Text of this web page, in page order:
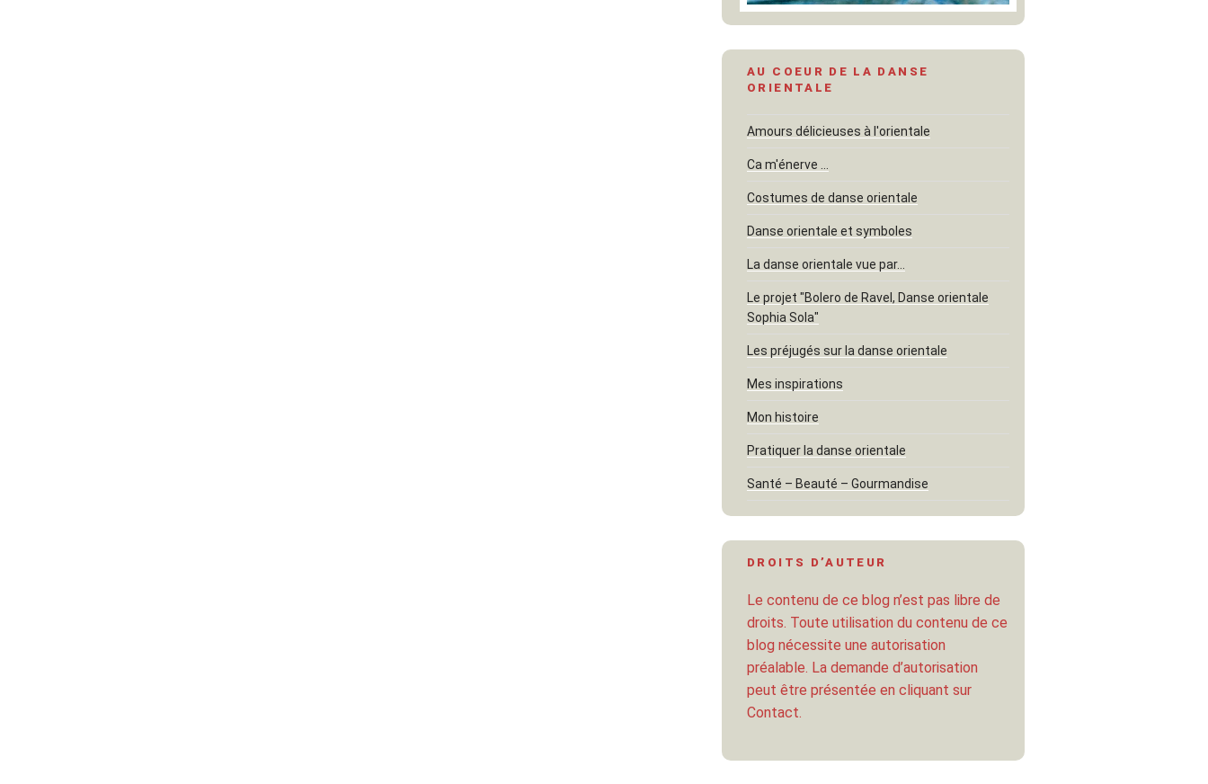
AU COEUR DE LA DANSE
ORIENTALE
Amours délicieuses à l'orientale
Ca m'énerve …
Costumes de danse orientale
Danse orientale et symboles
La danse orientale vue par…
Le projet "Bolero de Ravel, Danse orientale
Sophia Sola"
Les préjugés sur la danse orientale
Mes inspirations
Mon histoire
Pratiquer la danse orientale
Santé – Beauté – Gourmandise
DROITS D’AUTEUR
Le contenu de ce blog n’est pas libre de
droits. Toute utilisation du contenu de ce
blog nécessite une autorisation
préalable. La demande d’autorisation
peut être présentée en cliquant sur
Contact.